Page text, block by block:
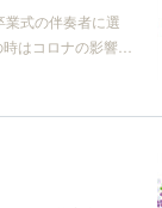
式の伴奏者に選
はコロナの影響…